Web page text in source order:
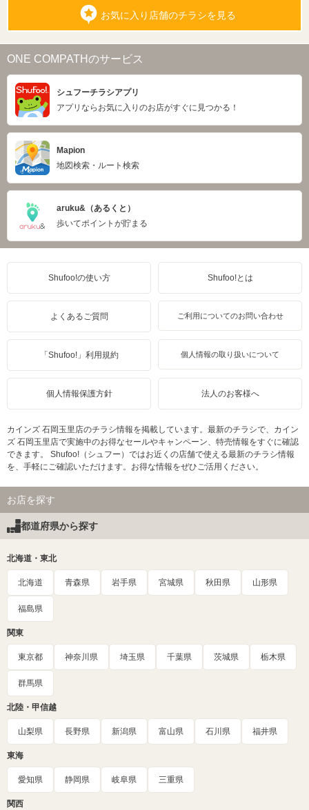
お気に入り店舗のチラシを見る
ONE COMPATHのサービス
シュフーチラシアプリ
アプリならお気に入りのお店がすぐに見つかる！
Mapion
地図検索・ルート検索
aruku&（あるくと）
歩いてポイントが貯まる
Shufoo!の使い方 Shufoo!とは
よくあるご質問 ご利用についてのお問い合わせ
「Shufoo!」利用規約 個人情報の取り扱いについて
個人情報保護方針 法人のお客様へ
カインズ 石岡玉里店のチラシ情報を掲載しています。最新のチラシで、カイン
ズ 石岡玉里店で実施中のお得なセールやキャンペーン、特売情報をすぐに確認
できます。 Shufoo!（シュフー）ではお近くの店舗で使える最新のチラシ情報
を、手軽にご確認いただけます。お得な情報をぜひご活用ください。
お店を探す
都道府県から探す
北海道・東北
北海道 青森県 岩手県 宮城県 秋田県 山形県
福島県
関東
東京都 神奈川県 埼玉県 千葉県 茨城県 栃木県
群馬県
北陸・甲信越
山梨県 長野県 新潟県 富山県 石川県 福井県
東海
愛知県 静岡県 岐阜県 三重県
関西